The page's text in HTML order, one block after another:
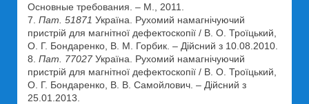
Основные требования. – М., 2011.
7. Пат. 51871 Україна. Рухомий намагнічуючий
пристрій для магнітної дефектоскопії / В. О. Троїцький,
О. Г. Бондаренко, В. М. Горбик. – Дійсний з 10.08.2010.
8. Пат. 77027 Україна. Рухомий намагнічуючий
пристрій для магнітної дефектоскопії / В. О. Троїцький,
О. Г. Бондаренко, В. В. Самойлович. – Дійсний з
25.01.2013.